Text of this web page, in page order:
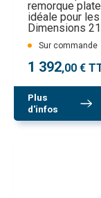
remorque
idéale pour
Dimensions
Sur commande
1 392,00 €
Plus
d'infos